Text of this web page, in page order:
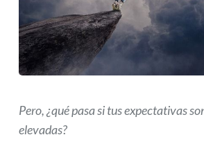
Pero, ¿qué pasa si tus expectativas
elevadas?